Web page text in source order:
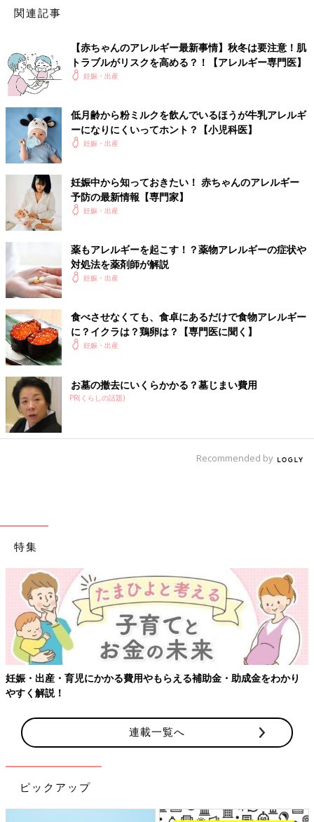
母乳には母親が食べたアレルゲンが微量に含まれますが、アレル
ギーが心配な食べ物を除去しても、赤ちゃんのアレルギー発症を
むしろ、授乳
中に母親がいろいろなものを食べて、母乳を通して
たくさんの食べ物を赤ちゃんの口から入れておいたほうが予防に
なると考えられます。
ただし、アレルギーを発症した赤ちゃんの場合には、母乳に含ま
れる微量なアレルゲンにも注意が必要になることがあるので、医
師に相談をしてください。
取材・文／渡辺有紀子、たまごクラブ編集部
監修／大矢幸弘先生
【医師監修】赤ちゃんの100人に６～７
人が発症する “食物アレルギー”って遺伝
が原因なの？
離乳食が始まるころになると“食物アレルギ
物アレルギーのことを聞きました。食物アレル
ギーになった子たちの体験談も紹介します。
「昔は妊娠中や授乳中に母親が食べたものが原因となると考える
人もいましたが、今はさまざまな研究からそのような事実はない
ーの研究は日々進化しているので、昔の常識が今では違っている
ことも多いそうです。
赤ちゃんのためにも、小児のアレルギーを研究している専門医が
発信する情報をチェックして、間違った情報に惑わされないよう
関連記事
【赤ちゃんのアレルギー最新事情】秋冬は要注意！肌
トラブルがリスクを高める？！【アレルギー専門医】
妊娠・出産
低月齢から粉ミルクを飲んでいるほうが牛乳アレルギ
ーになりにくいってホント？【小児科医】
妊娠・出産
妊娠中から知っておきたい！ 赤ちゃんのアレルギー
予防の最新情報【専門家】
妊娠・出産
薬もアレルギーを起こす！？薬物アレルギーの症状や
対処法を薬剤師が解説
妊娠・出産
食べさせなくても、食卓にあるだけで食物アレルギー
に？イクラは？鶏卵は？【専門医に聞く】
妊娠・出産
お墓の撤去にいくらかかる？墓じまい費用
PR(くらしの話題)
Recommended by
特集
妊娠・出産・育児にかかる費用やもらえる補助金・助成金をわかり
やすく解説！
連載一覧へ
ピックアップ